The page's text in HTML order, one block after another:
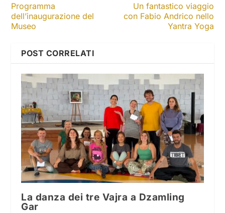
Programma
dell’inaugurazione del
Museo
Un fantastico viaggio
con Fabio Andrico nello
Yantra Yoga
POST CORRELATI
La danza dei tre Vajra a Dzamling
Gar